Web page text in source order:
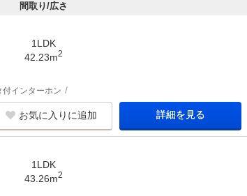
間取り/広さ
1LDK
42.23m2
付インターホン
お気に入りに追加 詳細を見る
1LDK
43.26m2